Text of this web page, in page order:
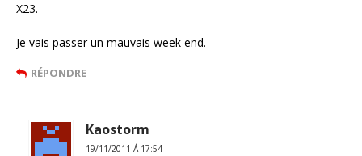
X23.
Je vais passer un mauvais week end.
RÉPONDRE
Kaostorm
19/11/2011 Á 17:54